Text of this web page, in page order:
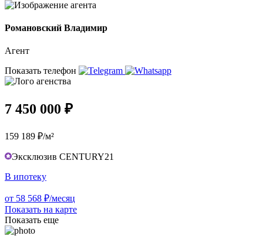
Романовский Владимир
Агент
Показать телефон
7 450 000 ₽
159 189 ₽/м²
Эксклюзив CENTURY21
В ипотеку
от 58 568 ₽/месяц
Показать на карте
Показать еще